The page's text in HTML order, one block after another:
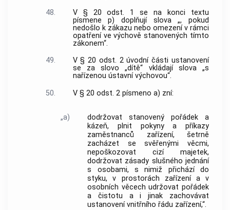
48.
V § 20 odst. 1 se na konci textu
písmene p) doplňují slova „, pokud
nedošlo k zákazu nebo omezení v rámci
opatření ve výchově stanovených tímto
zákonem“.
49.
V § 20 odst. 2 úvodní části ustanovení
se za slovo „dítě“ vkládají slova „s
nařízenou ústavní výchovou“.
50.
V § 20 odst. 2 písmeno a) zní:
„a)
dodržovat stanovený pořádek a
kázeň, plnit pokyny a příkazy
zaměstnanců zařízení, šetrně
zacházet se svěřenými věcmi,
nepoškozovat cizí majetek,
dodržovat zásady slušného jednání
s osobami, s nimiž přichází do
styku, v prostorách zařízení a v
osobních věcech udržovat pořádek
a čistotu a i jinak zachovávat
ustanovení vnitřního řádu zařízení,“.